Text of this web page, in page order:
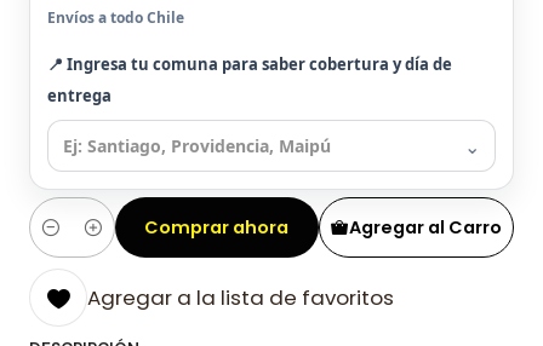
Envíos a todo Chile
📍 Ingresa tu comuna para saber cobertura y día de
entrega
⌄
Cantidad
Agregar al Carro
Comprar ahora
Agregar a la lista de favoritos